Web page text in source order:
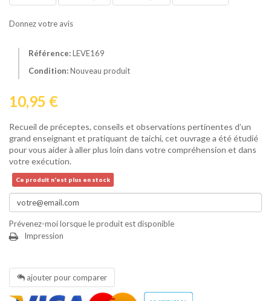
Donnez votre avis
Référence:LEVE169
Condition:Nouveau produit
10,95 €
Recueil de préceptes, conseils et observations pertinentes d’un
grand enseignant et pratiquant de taichi, cet ouvrage a été étudié
pour vous aider à aller plus loin dans votre compréhension et dans
votre exécution.
Ce produit n'est plus en stock
Prévenez-moi lorsque le produit est disponible
Impression
ajouter pour comparer